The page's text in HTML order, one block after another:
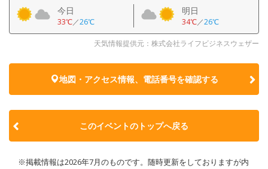
今日
33℃／26℃
明日
34℃／26℃
天気情報提供元：株式会社ライフビジネスウェザー
地図・アクセス情報、電話番号を確認する
このイベントのトップへ戻る
※掲載情報は2026年7月のものです。随時更新をしておりますが内